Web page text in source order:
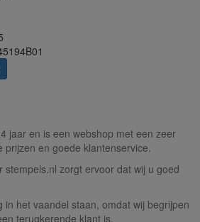
jaar en is een webshop met een zeer
en goede klantenservice.
stempels.nl zorgt ervoor dat wij u goed
in het vaandel staan, omdat wij begrijpen
terugkerende klant is.